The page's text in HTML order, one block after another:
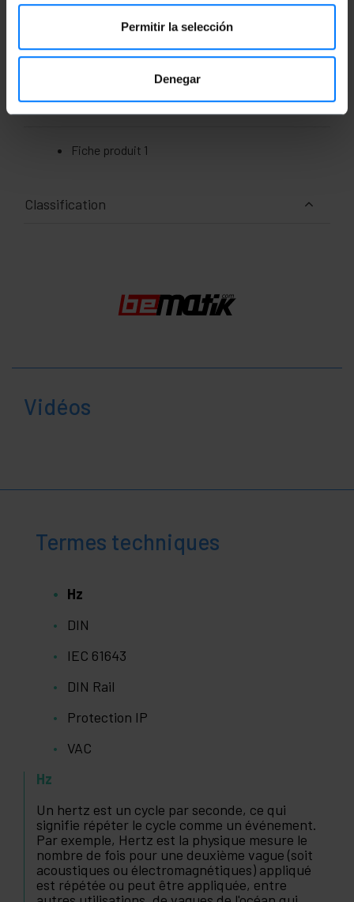
Permitir la selección
Denegar
hauteur): 9.0 x 4.0 x 7.0 cm
Dimensions du colis: 11.0 x 7.0 x 4.0 cm
Documentation
Fiche produit 1
Classification
Vidéos
Termes techniques
Hz
DIN
IEC 61643
DIN Rail
Protection IP
VAC
Hz
Un hertz est un cycle par seconde, ce qui
signifie répéter le cycle comme un événement.
Par exemple, Hertz est la physique mesure le
nombre de fois pour une deuxième vague (soit
acoustiques ou électromagnétiques) appliqué
est répétée ou peut être appliquée, entre